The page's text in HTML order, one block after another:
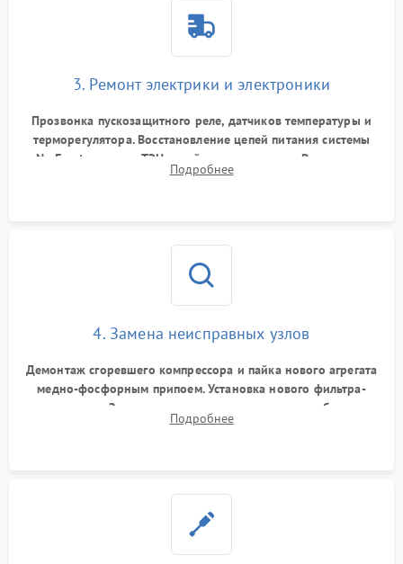
3. Ремонт электрики и электроники
Прозвонка пускозащитного реле, датчиков температуры и
терморегулятора. Восстановление цепей питания системы
No Frost, включая ТЭН оттайки и вентилятор. Ремонт или
замена платы управления при сбоях алгоритмов.
Подробнее
4. Замена неисправных узлов
Демонтаж сгоревшего компрессора и пайка нового агрегата
медно-фосфорным припоем. Установка нового фильтра-
осушителя. Замена изношенных вентиляторов обдува,
сломанных заслонок или поврежденных дверных петель.
Подробнее